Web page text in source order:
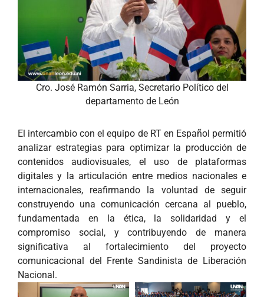
Cro. José Ramón Sarria, Secretario Político del
departamento de León
El intercambio con el equipo de RT en Español permitió
analizar estrategias para optimizar la producción de
contenidos audiovisuales, el uso de plataformas
digitales y la articulación entre medios nacionales e
internacionales, reafirmando la voluntad de seguir
construyendo una comunicación cercana al pueblo,
fundamentada en la ética, la solidaridad y el
compromiso social, y contribuyendo de manera
significativa al fortalecimiento del proyecto
comunicacional del Frente Sandinista de Liberación
Nacional.